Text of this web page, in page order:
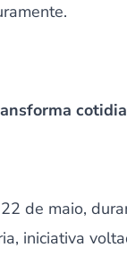
de maio,
iniciativa